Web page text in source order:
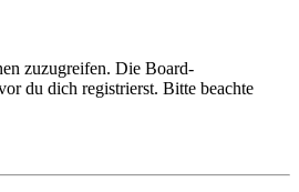
zuzugreifen. Die Board-
du dich registrierst. Bitte beachte